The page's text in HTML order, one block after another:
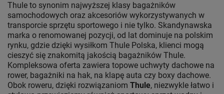
Thule to synonim najwyższej klasy bagażników
samochodowych oraz akcesoriów wykorzystywanych w
transporcie sprzętu sportowego i nie tylko. Skandynawska
marka o renomowanej pozycji, od lat dominuje na polskim
rynku, gdzie dzięki wysiłkom Thule Polska, klienci mogą
cieszyć się znakomitą jakością bagażników Thule.
Kompleksowa oferta zawiera topowe uchwyty dachowe na
rower, bagażniki na hak, na klapę auta czy boxy dachowe.
Obok roweru, dzięki rozwiązaniom Thule, niezwykle łatwo i